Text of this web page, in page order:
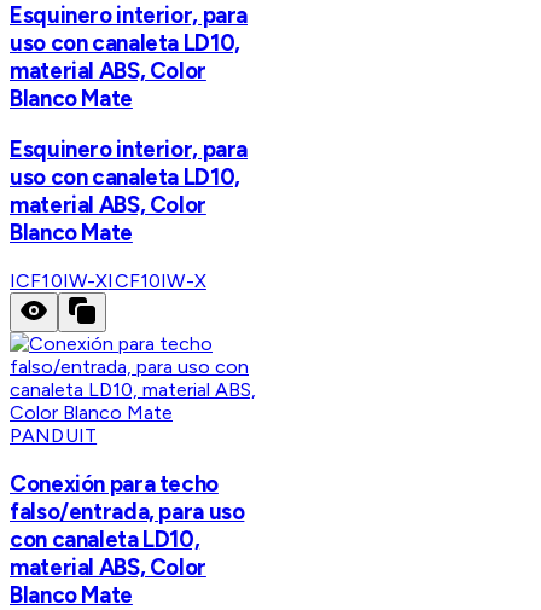
Esquinero interior, para
uso con canaleta LD10,
material ABS, Color
Blanco Mate
Esquinero interior, para
uso con canaleta LD10,
material ABS, Color
Blanco Mate
ICF10IW-XICF10IW-X
PANDUIT
Conexión para techo
falso/entrada, para uso
con canaleta LD10,
material ABS, Color
Blanco Mate